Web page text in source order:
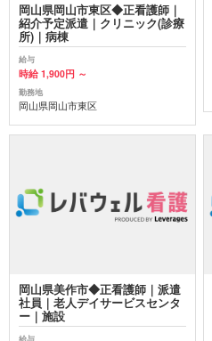
岡山県岡山市東区◆正看護師｜
紹介予定派遣｜クリニック(診療
所)｜病棟
給与
時給 1,900円 ～
勤務地
岡山県岡山市東区
岡山県美作市◆正看護師｜派遣
社員｜老人デイサービスセンタ
ー｜施設